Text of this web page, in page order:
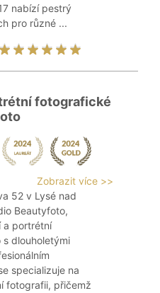
nabízí pestrý
pro různé ...
fotografické
Zobrazit více >>
52 v Lysé nad
Beautyfoto,
a portrétní
dlouholetými
specializuje na
fotografii, přičemž